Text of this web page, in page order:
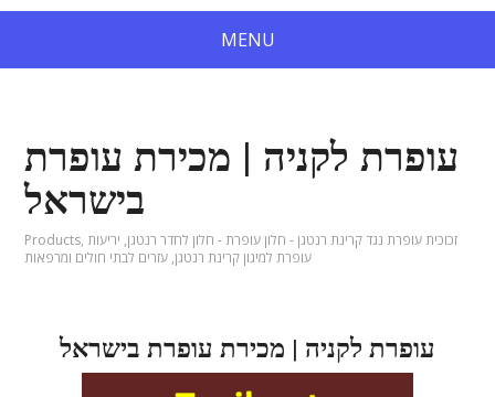
MENU
עופרת לקניה | מכירת עופרת
בישראל
Products, זכוכית עופרת נגד קרינת רנטגן - חלון עופרת - חלון לחדר רנטגן, יריעות
עופרת למיגון קרינת רנטגן, עזרים לבתי חולים ומרפאות
עופרת לקניה | מכירת עופרת בישראל